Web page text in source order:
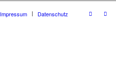
Impressum Datenschutz